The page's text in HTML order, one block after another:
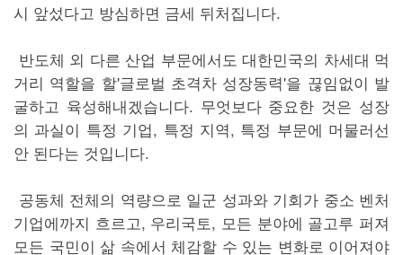
시 앞섰다고 방심하면 금세 뒤처집니다.
반도체 외 다른 산업 부문에서도 대한민국의 차세대 먹
거리 역할을 할'글로벌 초격차 성장동력'을 끊임없이 발
굴하고 육성해내겠습니다. 무엇보다 중요한 것은 성장
의 과실이 특정 기업, 특정 지역, 특정 부문에 머물러선
안 된다는 것입니다.
공동체 전체의 역량으로 일군 성과와 기회가 중소 벤처
기업에까지 흐르고, 우리국토, 모든 분야에 골고루 퍼져
모든 국민이 삶 속에서 체감할 수 있는 변화로 이어져야